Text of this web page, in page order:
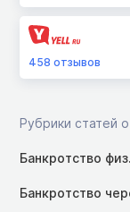
458 отзывов
Рубрики статей
Банкротство
Банкротство